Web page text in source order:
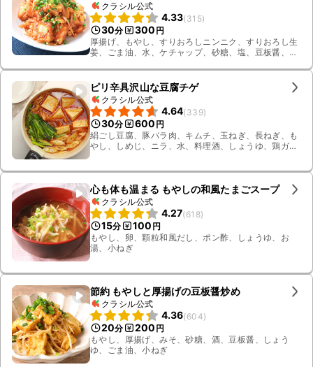
クラシル公式
4.33(315)
30分 300 円
厚揚げ、もやし、すりおろしニンニク、すりおろし生
姜、ごま油、水、ケチャップ、砂糖、塩、豆板醤、片
油、長ねぎ、料理酒
ピリ辛具沢山な豆腐チゲ
クラシル公式
4.64(339)
30分 600 円
絹ごし豆腐、豚バラ肉、キムチ、玉ねぎ、長ねぎ、も
やし、しめじ、ニラ、水、料理酒、しょうゆ、鶏ガラ
心も体も温まる もやしの和風たまごスープ
クラシル公式
4.27(618)
15分 100 円
もやし、卵、顆粒和風だし、ポン酢、しょうゆ、お
湯、小ねぎ
節約 もやしと厚揚げの豆板醤炒め
クラシル公式
4.36(604)
20分 200 円
もやし、厚揚げ、みそ、砂糖、酒、豆板醤、しょう
ゆ、ごま油、小ねぎ